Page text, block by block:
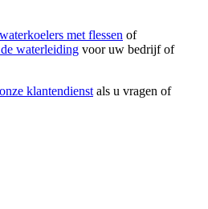
waterkoelers met flessen of
waterleiding voor uw bedrijf of
klantendienstals u vragen of